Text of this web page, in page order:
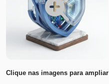
Clique nas imagens para ampliar